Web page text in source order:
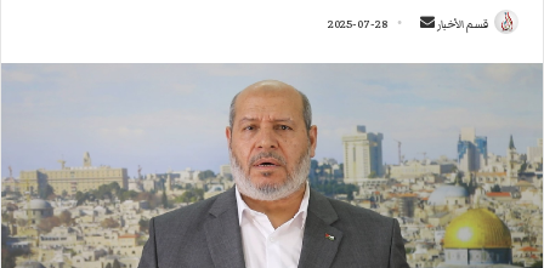
قسم الأخبار
ي
د
ا
2025-07-28